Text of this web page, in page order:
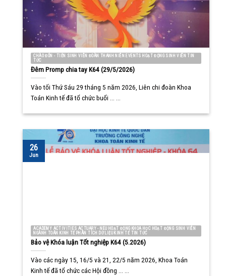
CHÀO ĐÓN - TIỄN SINH VIÊN ĐOÀN THANH NIÊN EVENTS HOẠT ĐỘNG SINH VIÊN TIN
TỨC
Đêm Promp chia tay K64 (29/5/2026)
Vào tối Thứ Sáu 29 tháng 5 năm 2026, Liên chi đoàn Khoa
Toán Kinh tế đã tổ chức buổi ... ...
ACADEMY ACTIVITIES ACTUARY - NEU HOẠT ĐỘNG KHOA HỌC HOẠT ĐỘNG SINH VIÊN
NGÀNH TOÁN KINH TẾ PHÂN TÍCH DỮ LIỆU KINH TẾ TIN TỨC
Bảo vệ Khóa luận Tốt nghiệp K64 (5.2026)
Vào các ngày 15, 16/5 và 21, 22/5 năm 2026, Khoa Toán
Kinh tế đã tổ chức các Hội đồng ... ...
26
Jun